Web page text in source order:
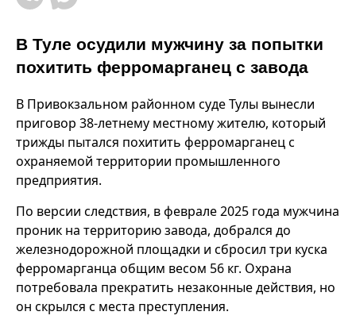
В Туле осудили мужчину за попытки
похитить ферромарганец с завода
В Привокзальном районном суде Тулы вынесли
приговор 38-летнему местному жителю, который
трижды пытался похитить ферромарганец с
охраняемой территории промышленного
предприятия.
По версии следствия, в феврале 2025 года мужчина
проник на территорию завода, добрался до
железнодорожной площадки и сбросил три куска
ферромарганца общим весом 56 кг. Охрана
потребовала прекратить незаконные действия, но
он скрылся с места преступления.